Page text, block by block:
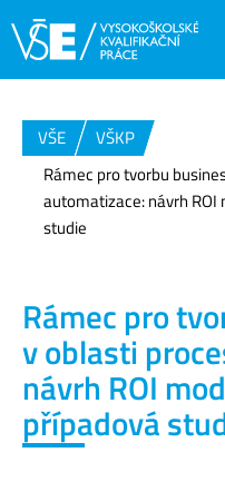
VŠE
VŠKP
Rámec pro tvorbu
automatizace: návrh
studie
Rámec pro
v oblasti
návrh ROI
případová